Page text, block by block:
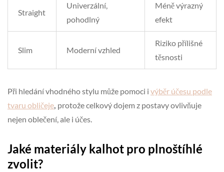
Straight
Univerzální,
pohodlný
Méně výrazný
efekt
Slim Moderní vzhled
Riziko přílišné
těsnosti
Při hledání vhodného stylu může pomoci i výběr účesu podle
tvaru obličeje, protože celkový dojem z postavy ovlivňuje
nejen oblečení, ale i účes.
Jaké materiály kalhot pro plnoštíhlé
zvolit?